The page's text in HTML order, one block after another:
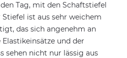
Tag, mit den Schaftstiefel
Stiefel ist aus sehr weichem
das sich angenehm an
und der
sehen nicht nur lässig aus